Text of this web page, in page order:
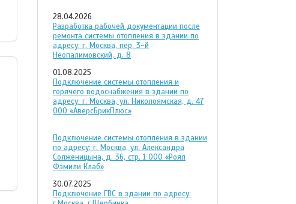
28.04.2026
Разработка рабочей документации после
ремонта системы отопления в здании по
адресу: г. Москва, пер. 3-й
Неопалимовский, д. 8
01.08.2025
Подключение системы отопления и
горячего водоснабжения в здании по
адресу: г. Москва, ул. Николоямская, д. 47
ООО «АверсБрикПлюс»
Подключение системы отопления в здании
по адресу: г. Москва, ул. Александра
Солженицына, д. 36, стр. 1 ООО «Роял
Фэмили Клаб»
30.07.2025
Подключение ГВС в здании по адресу: